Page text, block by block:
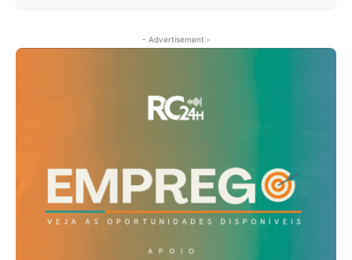
- Advertisement -